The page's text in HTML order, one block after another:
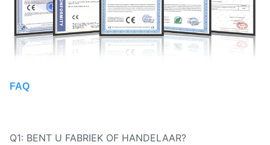
FAQ
Q1: BENT U FABRIEK OF HANDELAAR?